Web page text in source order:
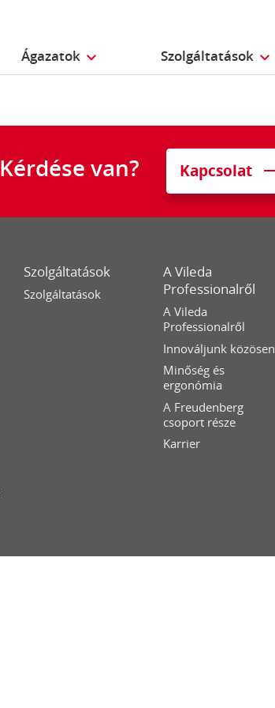
Ágazatok Szolgáltatások
Kérdése van? Kapcsolat
Szolgáltatások
Szolgáltatások
A Vileda
Professionalről
A Vileda
Professionalről
Innováljunk közösen
Minőség és
ergonómia
A Freudenberg
csoport része
Karrier